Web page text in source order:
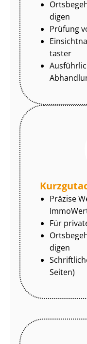
di­gen
Prüfung
tas­ter
Präzise
Für
di­gen
Seiten)